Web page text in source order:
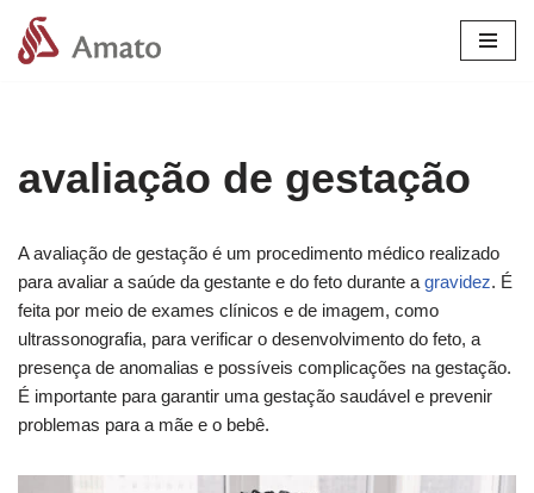
Pular
avaliação de gestação
A avaliação de gestação é um procedimento médico realizado
para avaliar a saúde da gestante e do feto durante a gravidez. É
feita por meio de exames clínicos e de imagem, como
ultrassonografia, para verificar o desenvolvimento do feto, a
presença de anomalias e possíveis complicações na gestação.
É importante para garantir uma gestação saudável e prevenir
problemas para a mãe e o bebê.